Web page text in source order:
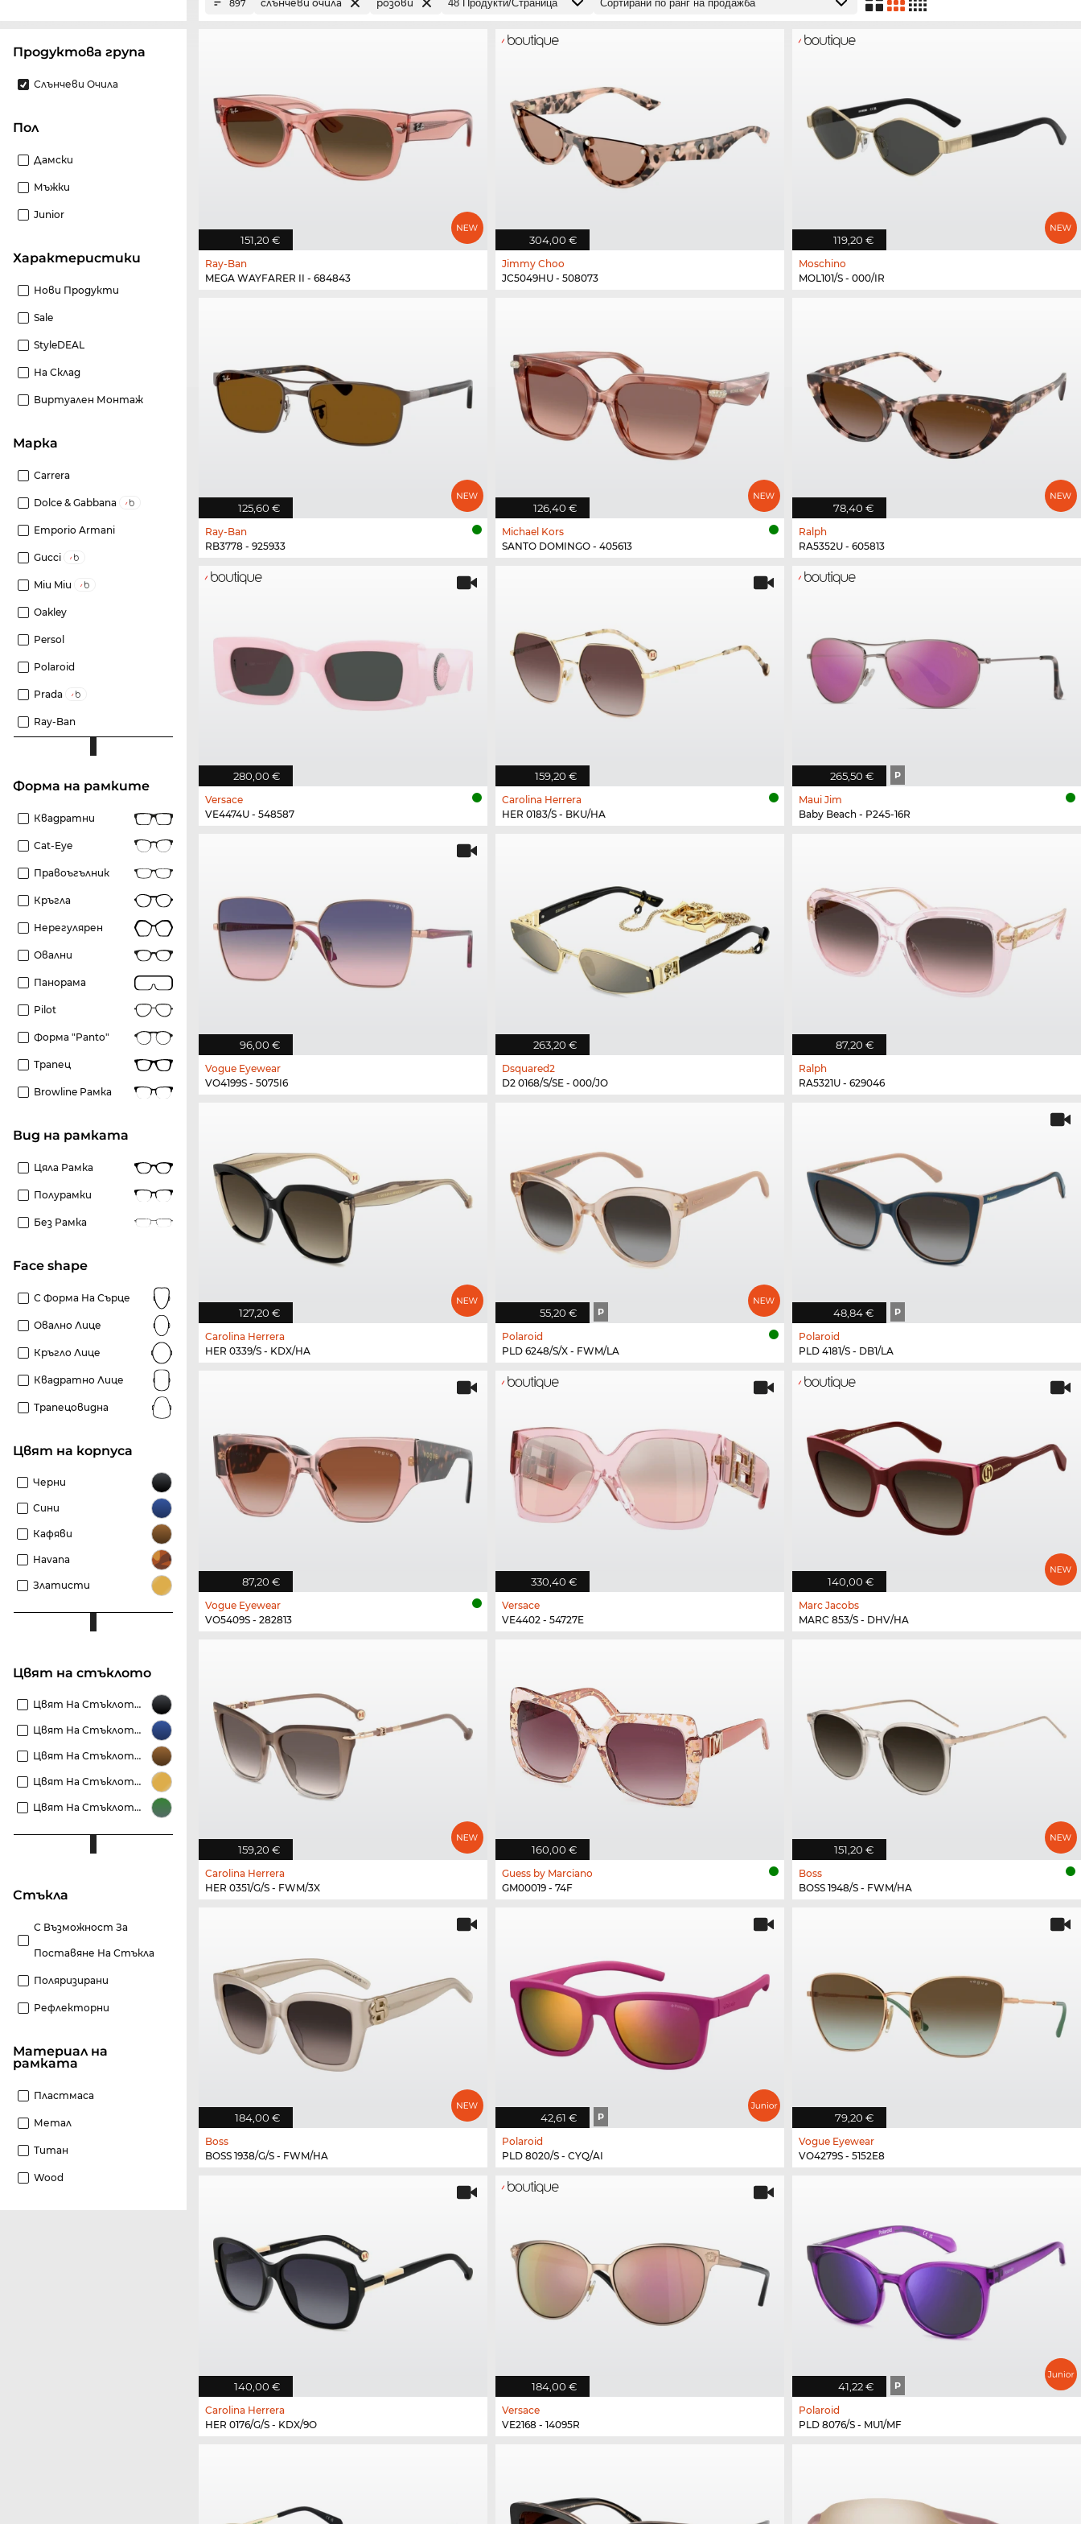
Продуктова група
Слънчеви Очила
Пол
Дамски
Мъжки
Junior
Характеристики
Нови Продукти
Sale
StyleDEAL
На Склад
Виртуален Монтаж
Марка
Carrera
Dolce & Gabbana
Emporio Armani
Gucci
Miu Miu
Oakley
Persol
Polaroid
Prada
Ray-Ban
Форма на рамките
Квадратни
Cat-Eye
Правоъгълник
Кръгла
Нерегулярен
Овални
Панорама
Pilot
Форма "panto"
Трапец
Browline Рамка
Вид на рамката
Цяла Рамка
Полурамки
Без Рамка
Face shape
С Форма На Сърце
Овално Лице
Кръгло Лице
Квадратно Лице
Трапецовидна
Цвят на корпуса
Черни
Сини
Кафяви
Havana
Златисти
Цвят на стъклото
Цвят На Стъклото Черни
Цвят На Стъклото Сини
Цвят На Стъклото Кафяви
Цвят На Стъклото Златисти
Цвят На Стъклото Зелени
стъкла
С Възможност За
Поставяне На Стъкла
Поляризирани
Рефлекторни
материал на
рамката
Пластмаса
Метал
Титан
Wood
897 слънчеви очила розови
151,20 €
Ray-Ban
MEGA WAYFARER II - 684843
304,00 €
Jimmy Choo
JC5049HU - 508073
119,20 €
Moschino
MOL101/S - 000/IR
125,60 €
Ray-Ban
RB3778 - 925933
126,40 €
Michael Kors
SANTO DOMINGO - 405613
78,40 €
Ralph
RA5352U - 605813
280,00 €
Versace
VE4474U - 548587
159,20 €
Carolina Herrera
HER 0183/S - BKU/HA
265,50 € P
Maui Jim
Baby Beach - P245-16R
96,00 €
Vogue Eyewear
VO4199S - 5075I6
263,20 €
Dsquared2
D2 0168/S/SE - 000/JO
87,20 €
Ralph
RA5321U - 629046
127,20 €
Carolina Herrera
HER 0339/S - KDX/HA
55,20 € P
Polaroid
PLD 6248/S/X - FWM/LA
48,84 € P
Polaroid
PLD 4181/S - DB1/LA
87,20 €
Vogue Eyewear
VO5409S - 282813
330,40 €
Versace
VE4402 - 54727E
140,00 €
Marc Jacobs
MARC 853/S - DHV/HA
159,20 €
Carolina Herrera
HER 0351/G/S - FWM/3X
160,00 €
Guess by Marciano
GM00019 - 74F
151,20 €
Boss
BOSS 1948/S - FWM/HA
184,00 €
Boss
BOSS 1938/G/S - FWM/HA
42,61 € P
Polaroid
PLD 8020/S - CYQ/AI
79,20 €
Vogue Eyewear
VO4279S - 5152E8
140,00 €
Carolina Herrera
HER 0176/G/S - KDX/9O
184,00 €
Versace
VE2168 - 14095R
41,22 € P
Polaroid
PLD 8076/S - MU1/MF